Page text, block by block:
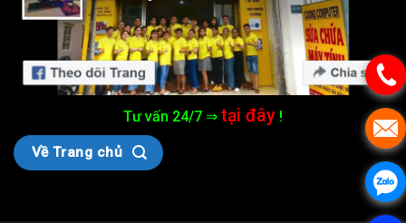
Tư vấn 24/7 ⇒ tại đây !
Về Trang chủ